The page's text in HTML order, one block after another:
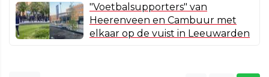
"Voetbalsupporters" van
Heerenveen en Cambuur met
elkaar op de vuist in Leeuwarden